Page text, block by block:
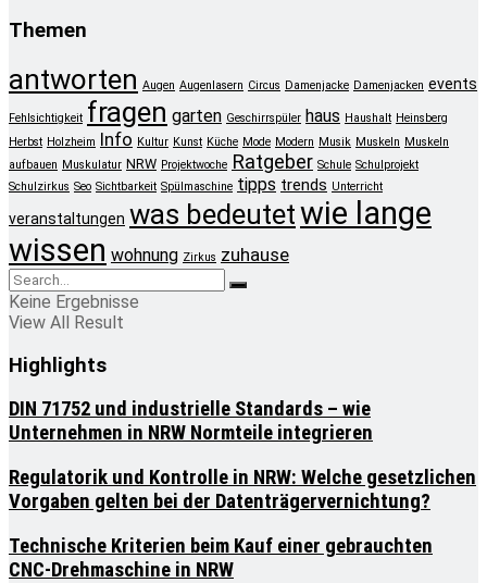
Themen
antworten Augen Augenlasern Circus Damenjacke Damenjacken events
Fehlsichtigkeit fragen garten Geschirrspüler haus Haushalt Heinsberg
Herbst Holzheim Info Kultur Kunst Küche Mode Modern Musik Muskeln Muskeln
aufbauen Muskulatur NRW Projektwoche Ratgeber Schule Schulprojekt
Schulzirkus Seo Sichtbarkeit Spülmaschine tipps trends Unterricht
veranstaltungen was bedeutetwie lange
wissen wohnung Zirkus zuhause
Keine Ergebnisse
View All Result
Highlights
DIN 71752 und industrielle Standards – wie
Unternehmen in NRW Normteile integrieren
Regulatorik und Kontrolle in NRW: Welche gesetzlichen
Vorgaben gelten bei der Datenträgervernichtung?
Technische Kriterien beim Kauf einer gebrauchten
CNC-Drehmaschine in NRW